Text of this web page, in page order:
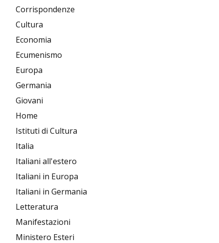
Corrispondenze
Cultura
Economia
Ecumenismo
Europa
Germania
Giovani
Home
Istituti di Cultura
Italia
Italiani all'estero
Italiani in Europa
Italiani in Germania
Letteratura
Manifestazioni
Ministero Esteri